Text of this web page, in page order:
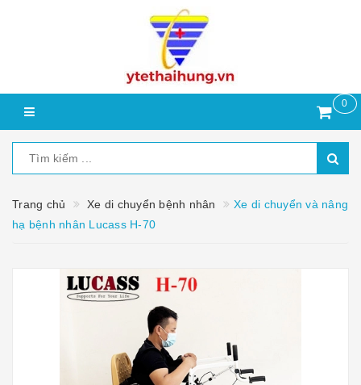
0
Trang chủ Xe di chuyển bệnh nhân
Xe di chuyển và nâng
hạ bệnh nhân Lucass H-70